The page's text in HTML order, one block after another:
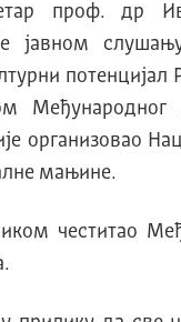
проф. др
јавном
потенцијал
организовао
мањине.
честитао